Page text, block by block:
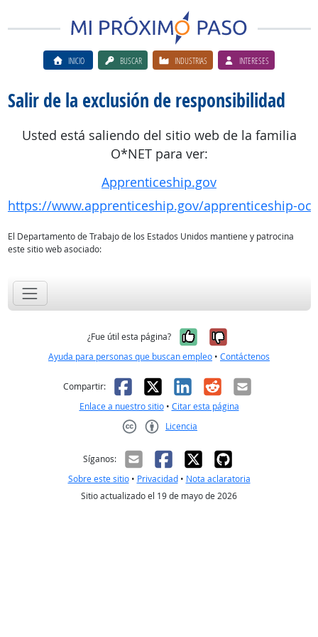
INICIO BUSCAR INDUSTRIAS INTERESES
Salir de la exclusión de responsibilidad
Usted está saliendo del sitio web de la familia
O*NET para ver:
Apprenticeship.gov
https://www.apprenticeship.gov/apprenticeship-
El Departamento de Trabajo de los Estados Unidos mantiene y patrocina
este sitio web asociado:
¿Fue útil esta página? Sí, fue útil
No, no fue
Ayuda para personas que buscan empleo • Contáctenos
Compartir: Facebook
X LinkedIn
RedditCorreo
Enlace a nuestro sitio• Citar esta página
Licencia
Síganos:
Sobre este sitio• Privacidad• Nota aclaratoria
Sitio actualizado el 19 de mayo de 2026